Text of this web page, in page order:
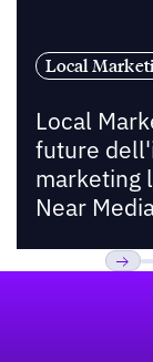
Local
Local
future
marketing
Near